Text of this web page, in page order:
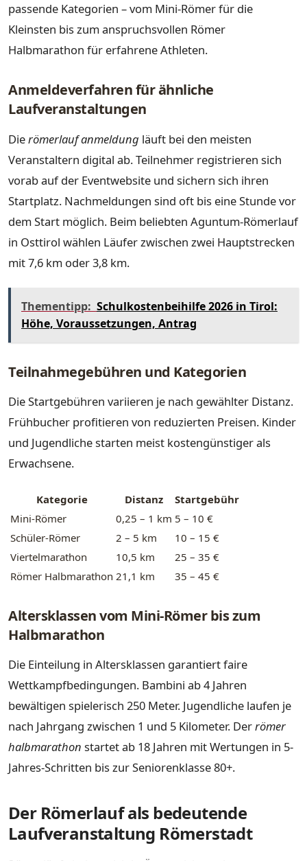
passende Kategorien – vom Mini-Römer für die
Kleinsten bis zum anspruchsvollen Römer
Halbmarathon für erfahrene Athleten.
Anmeldeverfahren für ähnliche
Laufveranstaltungen
Dierömerlauf anmeldung läuft bei den meisten
Veranstaltern digital ab. Teilnehmer registrieren sich
vorab auf der Eventwebsite und sichern sich ihren
Startplatz. Nachmeldungen sind oft bis eine Stunde vor
dem Start möglich. Beim beliebten Aguntum-Römerlauf
in Osttirol wählen Läufer zwischen zwei Hauptstrecken
mit 7,6 km oder 3,8 km.
Thementipp: Schulkostenbeihilfe 2026 in Tirol:
Höhe, Voraussetzungen, Antrag
Teilnahmegebühren und Kategorien
Die Startgebühren variieren je nach gewählter Distanz.
Frühbucher profitieren von reduzierten Preisen. Kinder
und Jugendliche starten meist kostengünstiger als
Erwachsene.
Kategorie Distanz
Startgebühr
Mini-Römer
0,25 – 1 km 5 – 10 €
Schüler-Römer
2 – 5 km
10 – 15 €
Viertelmarathon
10,5 km
25 – 35 €
Römer Halbmarathon 21,1 km 35 – 45 €
Altersklassen vom Mini-Römer bis zum
Halbmarathon
Die Einteilung in Altersklassen garantiert faire
Wettkampfbedingungen. Bambini ab 4 Jahren
bewältigen spielerisch 250 Meter. Jugendliche laufen je
nach Jahrgang zwischen 1 und 5 Kilometer. Derrömer
halbmarathon startet ab 18 Jahren mit Wertungen in 5-
Jahres-Schritten bis zur Seniorenklasse 80+.
Der Römerlauf als bedeutende
Laufveranstaltung Römerstadt